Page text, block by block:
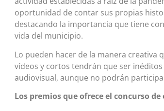
oportunidad de contar sus propias
destacando la importancia que tiene
vida del municipio.
Lo pueden hacer de la manera creativa
vídeos y cortos tendrán que ser
audiovisual, aunque no podrán
Los premios que ofrece el concurso de